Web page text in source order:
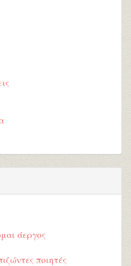
άεργος
ποιητές